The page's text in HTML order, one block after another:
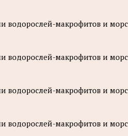
водорослей-макрофитов и
водорослей-макрофитов и
водорослей-макрофитов и
водорослей-макрофитов и